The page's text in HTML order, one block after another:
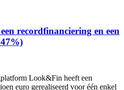
recordfinanciering en een
Look&Fin heeft een
euro gerealiseerd voor één enkel